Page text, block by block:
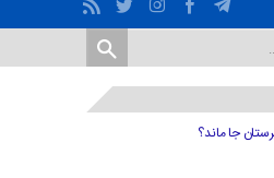
جا ماند؟